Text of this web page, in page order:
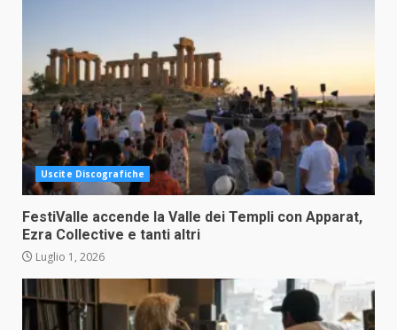
Uscite Discografiche
FestiValle accende la Valle dei Templi con Apparat,
Ezra Collective e tanti altri
Luglio 1, 2026